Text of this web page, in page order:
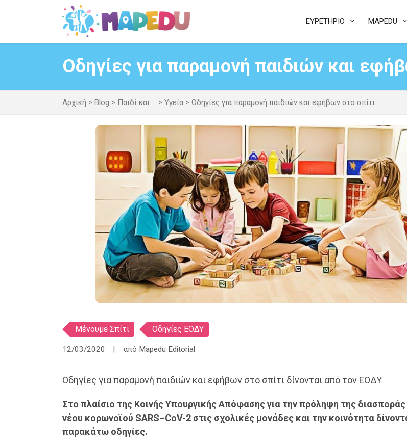
ΕΥΡΕΤΗΡΙΟ MAPEDU
Οδηγίες για παραμονή παιδιών και
Αρχική > Blog > Παιδί και ... > Υγεία > Οδηγίες για παραμονή παιδιών και εφήβων στο σπίτι
Ετικέτες
Μένουμε Σπίτι Οδηγίες ΕΟΔΥ
12/03/2020 από Mapedu Editorial
Οδηγίες για παραμονή παιδιών και εφήβων στο σπίτι δίνονται από τον ΕΟΔΥ
Στο πλαίσιο της Κοινής Υπουργικής Απόφασης για την πρόληψη της
νέου κορωνοϊού SARS–CoV-2 στις σχολικές μονάδες και την κοινότητα
παρακάτω οδηγίες.